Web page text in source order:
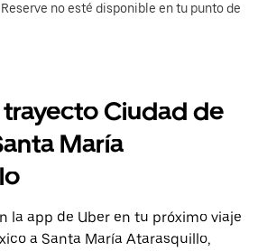
no esté disponible en tu punto de
trayecto Ciudad de
María
la app de Uber en tu próximo viaje
a Santa María Atarasquillo,